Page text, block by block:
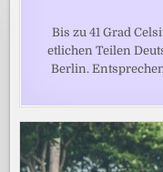
Bis zu 41 Grad
etlichen Teilen
Berlin.